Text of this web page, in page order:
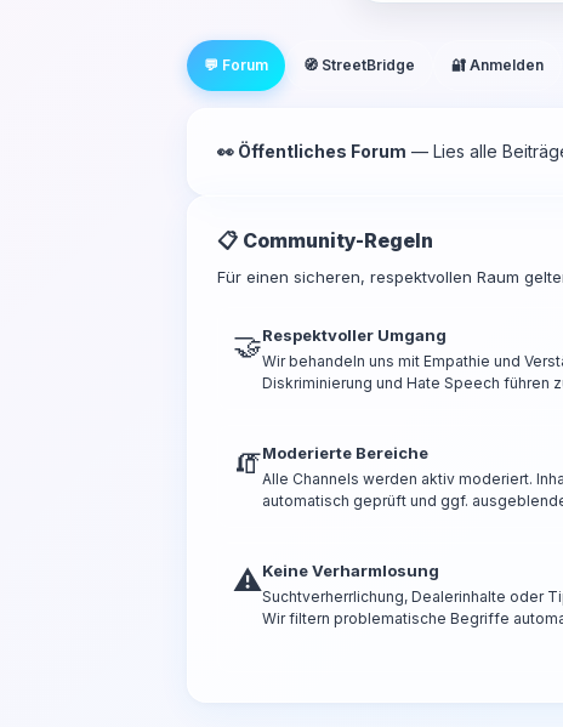
💬 Forum 🧭 StreetBridge 🔐 Anmelden
👀 Öffentliches Forum — Lies alle
📋 Community-Regeln
Für einen sicheren, respektvollen Raum
🤝Respektvoller Umgang
Wir behandeln uns mit Empathie und
Diskriminierung und Hate Speech führen
🧯Moderierte Bereiche
Alle Channels werden aktiv moderiert.
automatisch geprüft und ggf.
⚠️Keine Verharmlosung
Suchtverherrlichung, Dealerinhalte oder
Wir filtern problematische Begriffe